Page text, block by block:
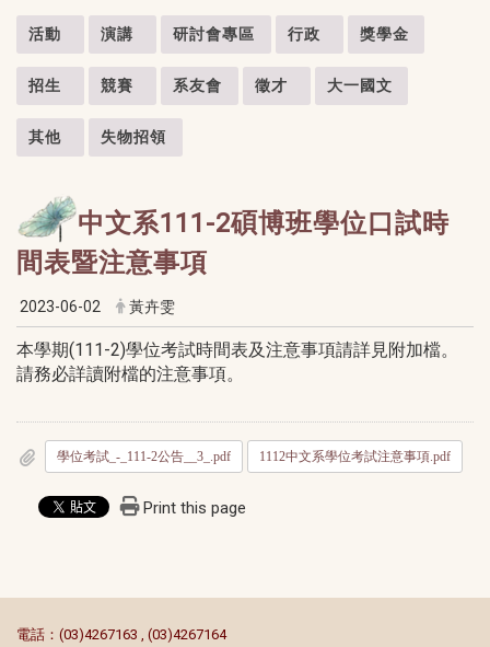
活動 演講 研討會專區 行政 獎學金
招生 競賽 系友會 徵才 大一國文
其他 失物招領
中文系111-2碩博班學位口試時
間表暨注意事項
2023-06-02 黃卉雯
本學期(111-2)學位考試時間表及注意事項請詳見附加檔。
請務必詳讀附檔的注意事項。
學位考試_-_111-2公告__3_.pdf 1112中文系學位考試注意事項.pdf
Print this page
電話：(03)4267163 , (03)4267164